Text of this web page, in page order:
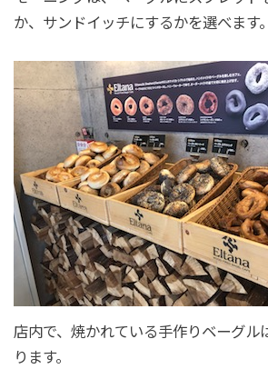
か、サンドイッチにするかを選べます。
店内で、焼かれている手作りベーグル
ります。